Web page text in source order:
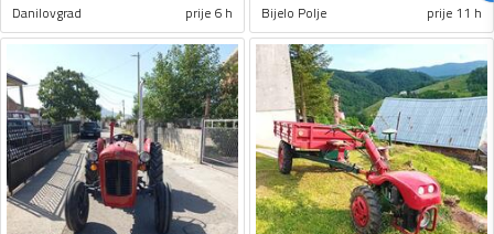
Danilovgrad prije 6 h Bijelo Polje prije 11 h